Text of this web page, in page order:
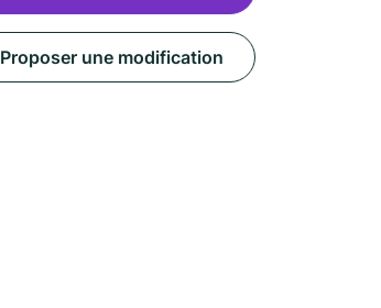
Proposer une modification